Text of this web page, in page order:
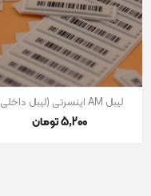
لیبل AM اینسرتی (لیبل داخلی)
5٬200 تومان